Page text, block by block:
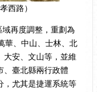
西路）
再度調整，重劃為
華、中山、士林、北
大安、文山等，並維
、臺北縣兩行政體
，尤其是捷運系統等